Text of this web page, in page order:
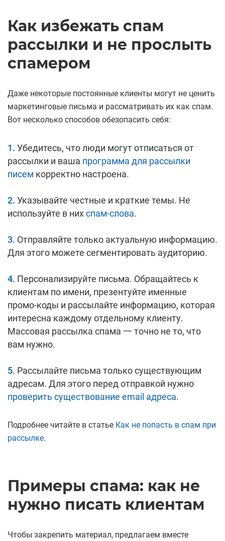
Как избежать спам
рассылки и не прослыть
спамером
Даже некоторые постоянные клиенты могут не ценить
маркетинговые письма и рассматривать их как спам.
Вот несколько способов обезопасить себя:
Убедитесь, что люди могут отписаться от
рассылки и ваша программа для рассылки
писем корректно настроена.
Указывайте честные и краткие темы. Не
используйте в нихспам-слова.
Отправляйте только актуальную информацию.
Для этого можете сегментировать аудиторию.
Персонализируйте письма. Обращайтесь к
клиентам по имени, презентуйте именные
промо-коды и рассылайте информацию, которая
интересна каждому отдельному клиенту.
Массовая рассылка спама 一 точно не то, что
вам нужно.
Рассылайте письма только существующим
адресам. Для этого перед отправкой нужно
проверить существование email адреса.
Подробнее читайте в статье Как не попасть в спам при
рассылке.
Примеры спама: как не
нужно писать клиентам
Чтобы закрепить материал, предлагаем вместе